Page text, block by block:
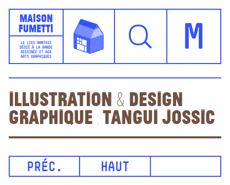
Maison
Fumetti
LE LIEU NANTAIS
DÉDIÉ À LA BANDE
DESSINÉE ET AUX
ARTS GRAPHIQUES
M
Illustration & design
graphique : Tangui Jossic
PRÉC. HAUT